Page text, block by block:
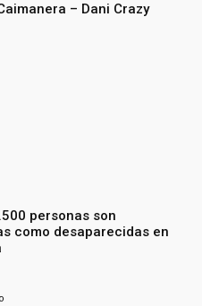
– Dani Crazy
personas son
como desaparecidas en